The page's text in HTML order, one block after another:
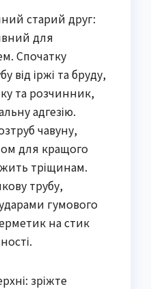
старий друг:
для
Спочатку
від іржі та бруду,
та розчинник,
адгезію.
чавуну,
для кращого
тріщинам.
трубу,
гумового
на стик
зріжте